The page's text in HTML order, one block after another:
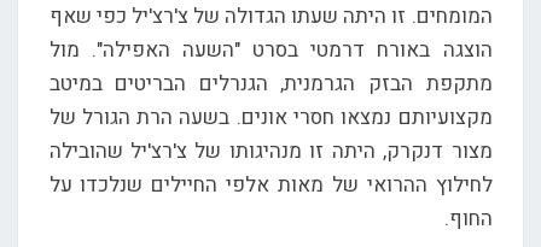
המומחים. זו היתה שעתו הגדולה של צ'רצ'יל כפי שאף
הוצגה באורח דרמטי בסרט "השעה האפילה". מול
מתקפת הבזק הגרמנית, הגנרלים הבריטים במיטב
מקצועיותם נמצאו חסרי אונים. בשעה הרת הגורל של
מצור דנקרק, היתה זו מנהיגותו של צ'רצ'יל שהובילה
לחילוץ ההרואי של מאות אלפי החיילים שנלכדו על
החוף.